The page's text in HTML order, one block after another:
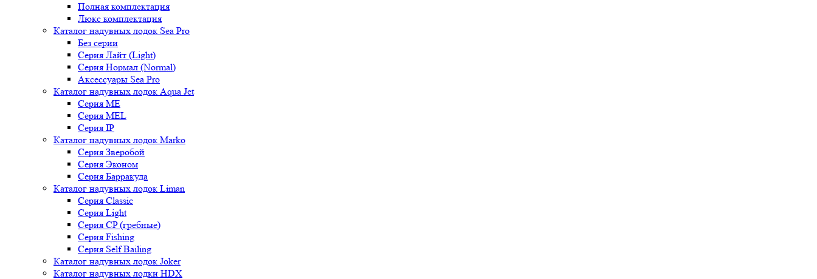
Полная комплектация
Люкс комплектация
Каталог надувных лодок Sea Pro
Без серии
Серия Лайт (Light)
Серия Нормал (Normal)
Аксессуары Sea Pro
Каталог надувных лодок Aqua Jet
Серия ME
Серия MEL
Серия IP
Каталог надувных лодок Marko
Серия Зверобой
Серия Эконом
Серия Барракуда
Каталог надувных лодок Liman
Серия Classic
Серия Light
Серия CP (гребные)
Серия Fishing
Серия Self Bailing
Каталог надувных лодок Joker
Каталог надувных лодки HDX